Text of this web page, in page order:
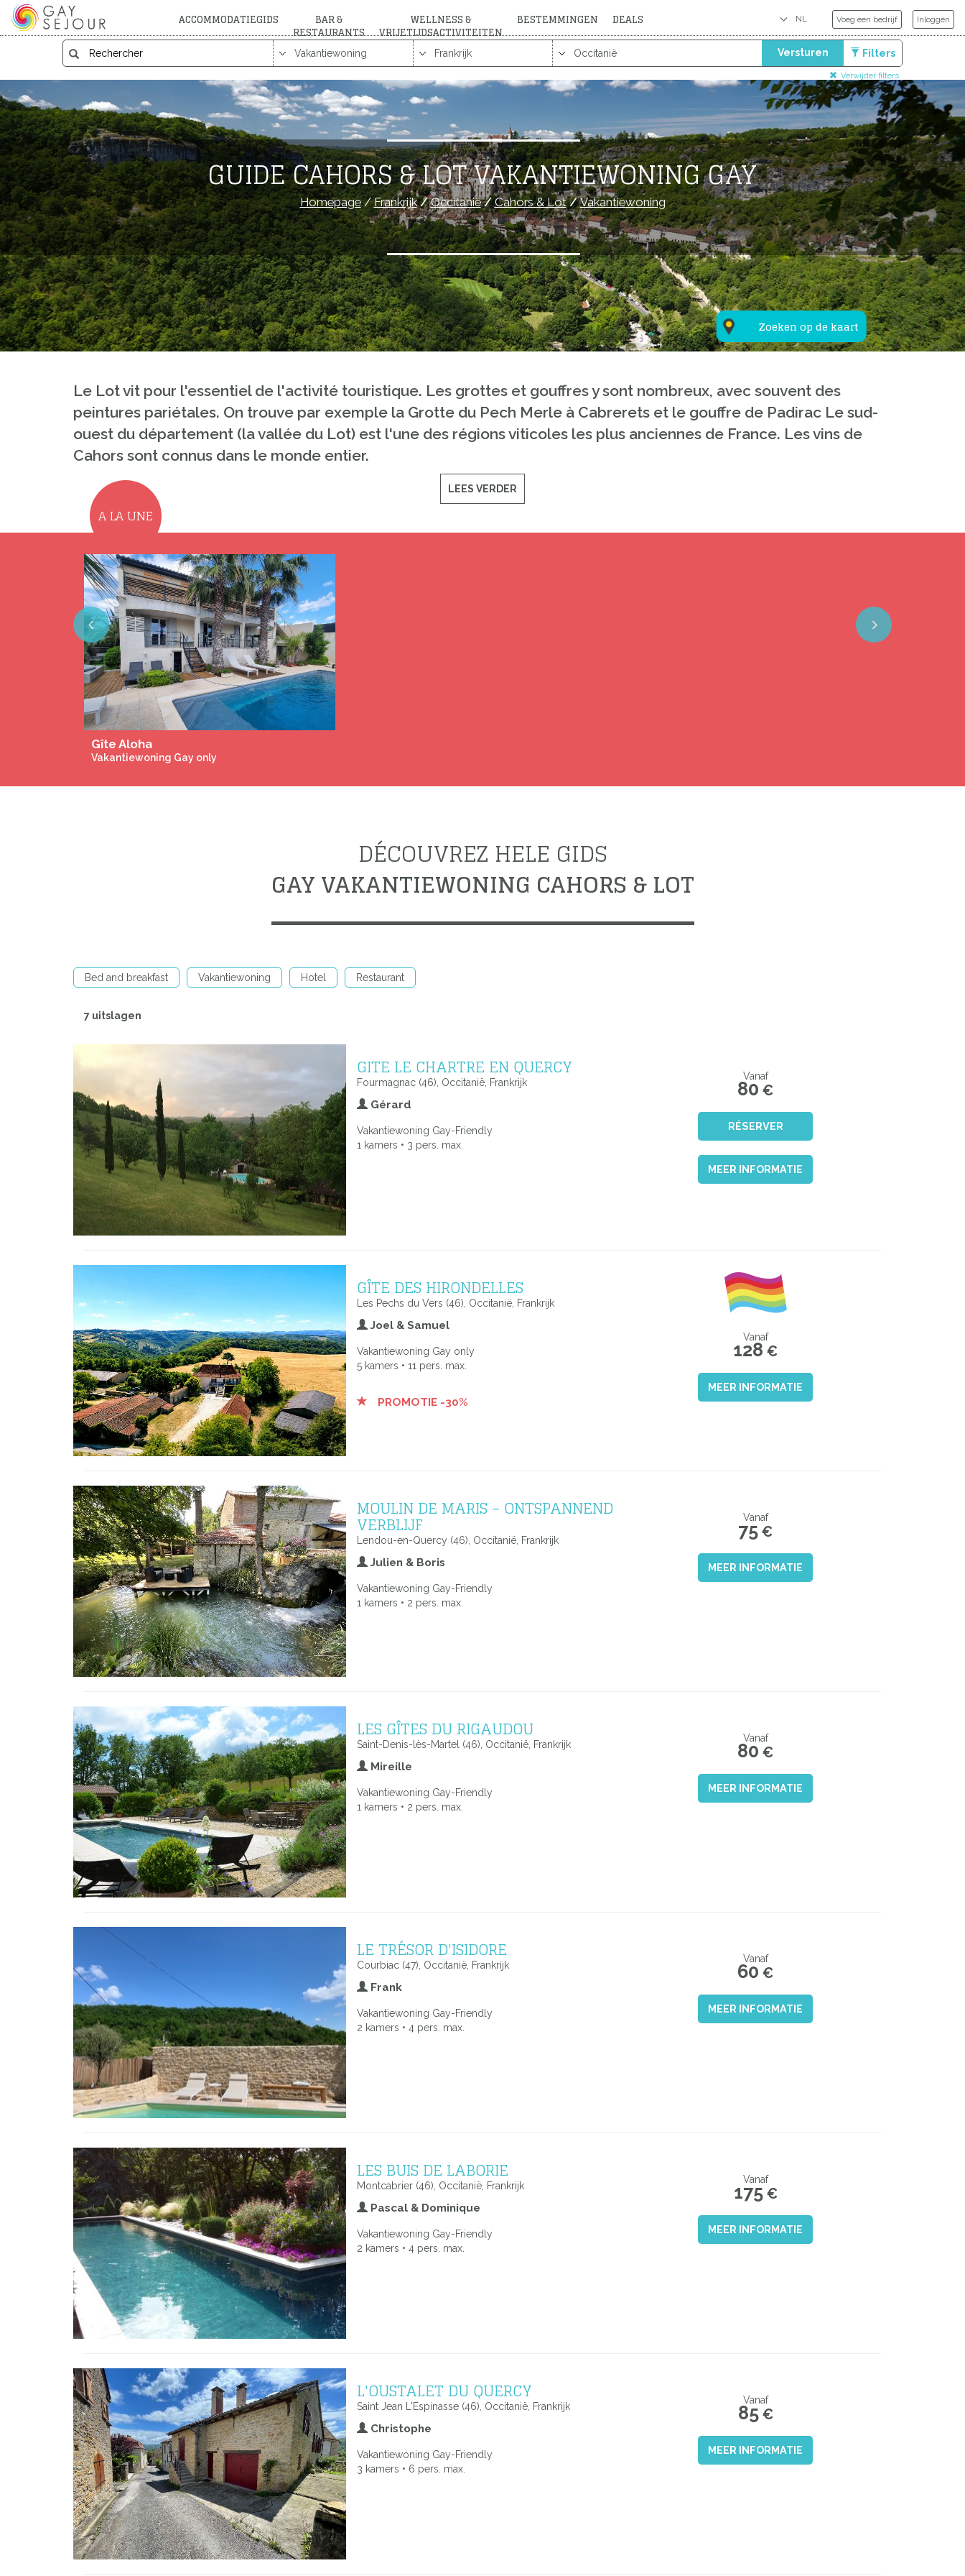
ACCOMMODATIEGIDS BAR &
RESTAURANTS
WELLNESS &
VRIJETIJDSACTIVITEITEN
BESTEMMINGEN DEALS Voeg een bedrijf Inloggen
Versturen Filters
Verwijder filters
Zoeken op de kaart
GUIDE CAHORS & LOT VAKANTIEWONING GAY
Homepage/Frankrijk/Occitanië/Cahors & Lot/Vakantiewoning
Le Lot vit pour l'essentiel de l'activité touristique. Les grottes et gouffres y sont nombreux, avec souvent des
peintures pariétales. On trouve par exemple la Grotte du Pech Merle à Cabrerets et le gouffre de Padirac Le sud-
ouest du département (la vallée du Lot) est l'une des régions viticoles les plus anciennes de France. Les vins de
Cahors sont connus dans le monde entier.
LEES VERDER
A LA UNE
Previous
Gîte Aloha
Vakantiewoning Gay only
DÉCOUVREZ HELE GIDS
GAY VAKANTIEWONING CAHORS & LOT
Bed and breakfast Vakantiewoning Hotel Restaurant
7 uitslagen
GITE LE CHARTRE EN QUERCY
Fourmagnac (46), Occitanië, Frankrijk
Gérard
Vakantiewoning Gay-Friendly
1 kamers • 3 pers. max.
Vanaf
80 €
RÉSERVER
MEER INFORMATIE
GÎTE DES HIRONDELLES
Les Pechs du Vers (46), Occitanië, Frankrijk
Joel & Samuel
Vakantiewoning Gay only
5 kamers • 11 pers. max.
PROMOTIE -30%
Vanaf
128 €
MEER INFORMATIE
MOULIN DE MARIS – ONTSPANNEND
VERBLIJF
Lendou-en-Quercy (46), Occitanië, Frankrijk
Julien & Boris
Vakantiewoning Gay-Friendly
1 kamers • 2 pers. max.
Vanaf
75 €
MEER INFORMATIE
LES GÎTES DU RIGAUDOU
Saint-Denis-lès-Martel (46), Occitanië, Frankrijk
Mireille
Vakantiewoning Gay-Friendly
1 kamers • 2 pers. max.
Vanaf
80 €
MEER INFORMATIE
LE TRÉSOR D'ISIDORE
Courbiac (47), Occitanië, Frankrijk
Frank
Vakantiewoning Gay-Friendly
2 kamers • 4 pers. max.
Vanaf
60 €
MEER INFORMATIE
LES BUIS DE LABORIE
Montcabrier (46), Occitanië, Frankrijk
Pascal & Dominique
Vakantiewoning Gay-Friendly
2 kamers • 4 pers. max.
Vanaf
175€
MEER INFORMATIE
L'OUSTALET DU QUERCY
Saint Jean L'Espinasse (46), Occitanië, Frankrijk
Christophe
Vakantiewoning Gay-Friendly
3 kamers • 6 pers. max.
Vanaf
85€
MEER INFORMATIE